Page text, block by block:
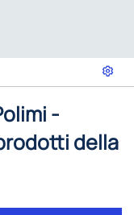
-
della